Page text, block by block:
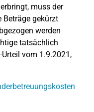
muss der
Beträge gekürzt
werden
tatsächlich
vom 1.9.2021,